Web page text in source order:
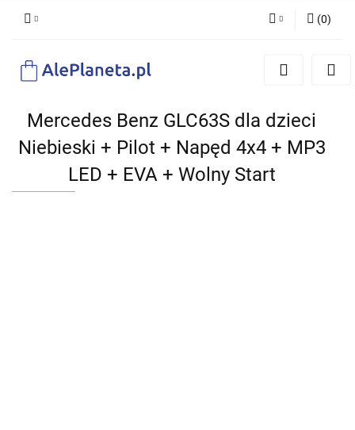
Zaloguj się
(0)
Mercedes Benz GLC63S dla dzieci
Niebieski + Pilot + Napęd 4x4 + MP3
LED + EVA + Wolny Start